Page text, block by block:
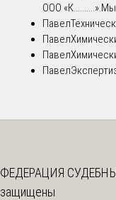
ООО
Павел
Павел
Павел
Павел
ФЕДЕРАЦИЯ
защищены